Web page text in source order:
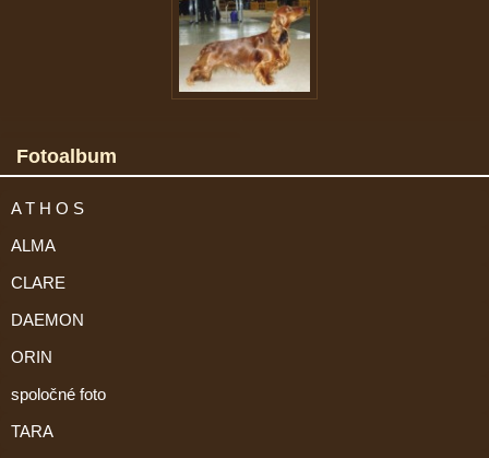
Fotoalbum
A T H O S
ALMA
CLARE
DAEMON
ORIN
spoločné foto
TARA